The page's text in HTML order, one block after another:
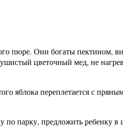
пюре. Они богаты пектином,
цветочный мед, не
яблока переплетается с
парку, предложить ребенку